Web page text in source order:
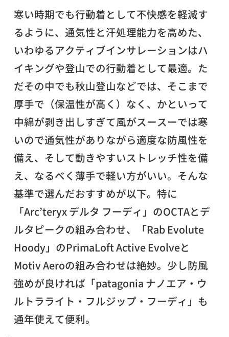
寒い時期でも行動着として不快感を軽減す
るように、通気性と汗処理能力を高めた、
いわゆるアクティブインサレーションはハ
イキングや登山での行動着として最適。た
だその中でも秋山登山などでは、そこまで
厚手で（保温性が高く）なく、かといって
中綿が剥き出しすぎて風がスースーでは寒
いので通気性がありながら適度な防風性を
備え、そして動きやすいストレッチ性を備
え、なるべく薄手で軽い方がいい。そんな
基準で選んだおすすめが以下。特に
「Arc’teryx デルタ フーディ」のOCTAとデ
ルタピークの組み合わせ、「Rab Evolute
Hoody」のPrimaLoft Active Evolveと
Motiv Aeroの組み合わせは絶妙。少し防風
強めが良ければ「patagonia ナノエア・ウ
ルトラライト・フルジップ・フーディ」も
通年使えて便利。